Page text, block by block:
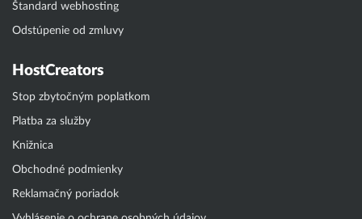
Štandard webhosting
Odstúpenie od zmluvy
HostCreators
Stop zbytočným poplatkom
Platba za služby
Knižnica
Obchodné podmienky
Reklamačný poriadok